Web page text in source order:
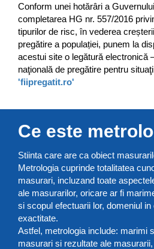
Conform unei hotărâri a
completarea HG nr. 557/2016
tipurilor de risc, în vederea
pregătire a populației, punem la
acestui site o legătură electronică
naţională de pregătire pentru
'fiipregatit.ro'
Ce este
Stiinta care are ca obiect
Metrologia cuprinde totalitatea
masurari, incluzand toate
ale masurarilor, oricare ar fi
si scopul efectuarii lor, domeniul
exactitate.
Astfel, metrologia include: marimi
masurari si rezultate ale